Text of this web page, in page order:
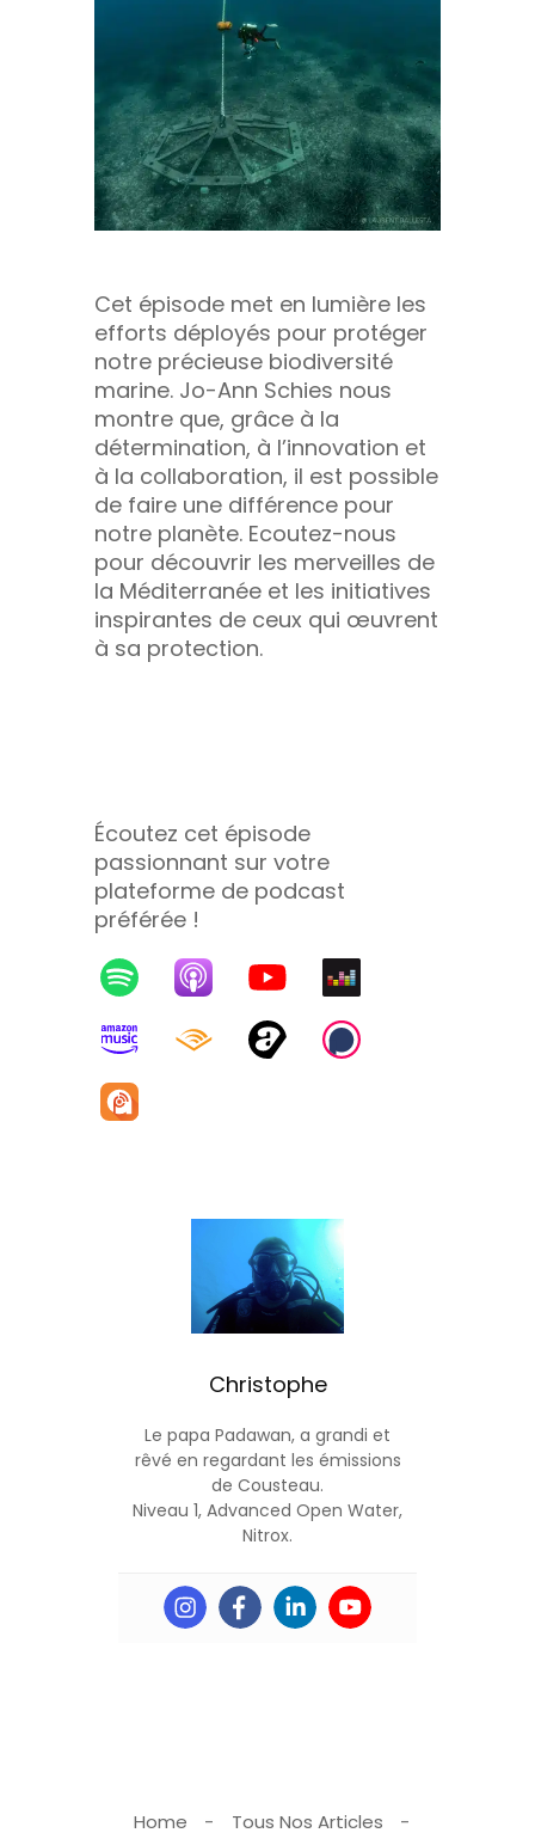
Cet épisode met en lumière les
efforts déployés pour protéger
notre précieuse biodiversité
marine. Jo-Ann Schies nous
montre que, grâce à la
détermination, à l’innovation et
à la collaboration, il est possible
de faire une différence pour
notre planète. Ecoutez-nous
pour découvrir les merveilles de
la Méditerranée et les initiatives
inspirantes de ceux qui œuvrent
à sa protection.
Écoutez cet épisode
passionnant sur votre
plateforme de podcast
préférée !
Christophe
Le papa Padawan, a grandi et
rêvé en regardant les émissions
de Cousteau.
Niveau 1, Advanced Open Water,
Nitrox.
Home Tous Nos Articles